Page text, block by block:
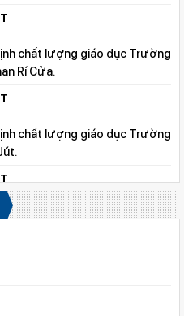
chất lượng giáo dục Trường
Rí Cửa.
chất lượng giáo dục Trường
chất lượng giáo dục Trường
chất lượng giáo dục Trường
Đức linh.